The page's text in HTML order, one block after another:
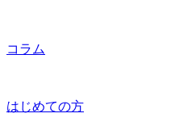
コラム
はじめての方